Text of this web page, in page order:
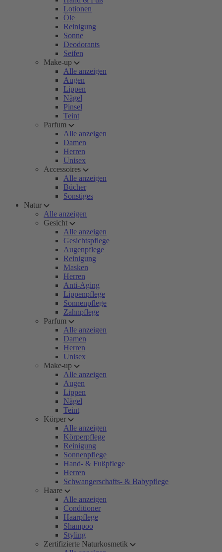
Lotionen
Öle
Reinigung
Sonne
Deodorants
Seifen
Make-up
Alle anzeigen
Augen
Lippen
Nägel
Pinsel
Teint
Parfum
Alle anzeigen
Damen
Herren
Unisex
Accessoires
Alle anzeigen
Bücher
Sonstiges
Natur
Alle anzeigen
Gesicht
Alle anzeigen
Gesichtspflege
Augenpflege
Reinigung
Masken
Herren
Anti-Aging
Lippenpflege
Sonnenpflege
Zahnpflege
Parfum
Alle anzeigen
Damen
Herren
Unisex
Make-up
Alle anzeigen
Augen
Lippen
Nägel
Teint
Körper
Alle anzeigen
Körperpflege
Reinigung
Sonnenpflege
Hand- & Fußpflege
Herren
Schwangerschafts- & Babypflege
Haare
Alle anzeigen
Conditioner
Haarpflege
Shampoo
Styling
Zertifizierte Naturkosmetik